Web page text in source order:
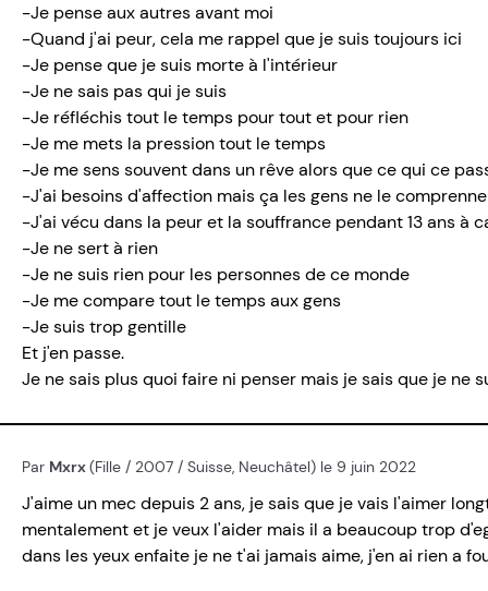
-Je pense aux autres avant moi
-Quand j'ai peur, cela me rappel que je suis toujours ici
-Je pense que je suis morte à l'intérieur
-Je ne sais pas qui je suis
-Je réfléchis tout le temps pour tout et pour rien
-Je me mets la pression tout le temps
-Je me sens souvent dans un rêve alors que ce qui ce
-J'ai besoins d'affection mais ça les gens ne le
-J'ai vécu dans la peur et la souffrance pendant 13 ans à
-Je ne sert à rien
-Je ne suis rien pour les personnes de ce monde
-Je me compare tout le temps aux gens
-Je suis trop gentille
Et j'en passe.
Je ne sais plus quoi faire ni penser mais je sais que je ne
Par Mxrx(Fille / 2007 / Suisse, Neuchâtel) le 9 juin 2022
J'aime un mec depuis 2 ans, je sais que je vais l'aimer
mentalement et je veux l'aider mais il a beaucoup trop
dans les yeux enfaite je ne t'ai jamais aime, j'en ai rien a